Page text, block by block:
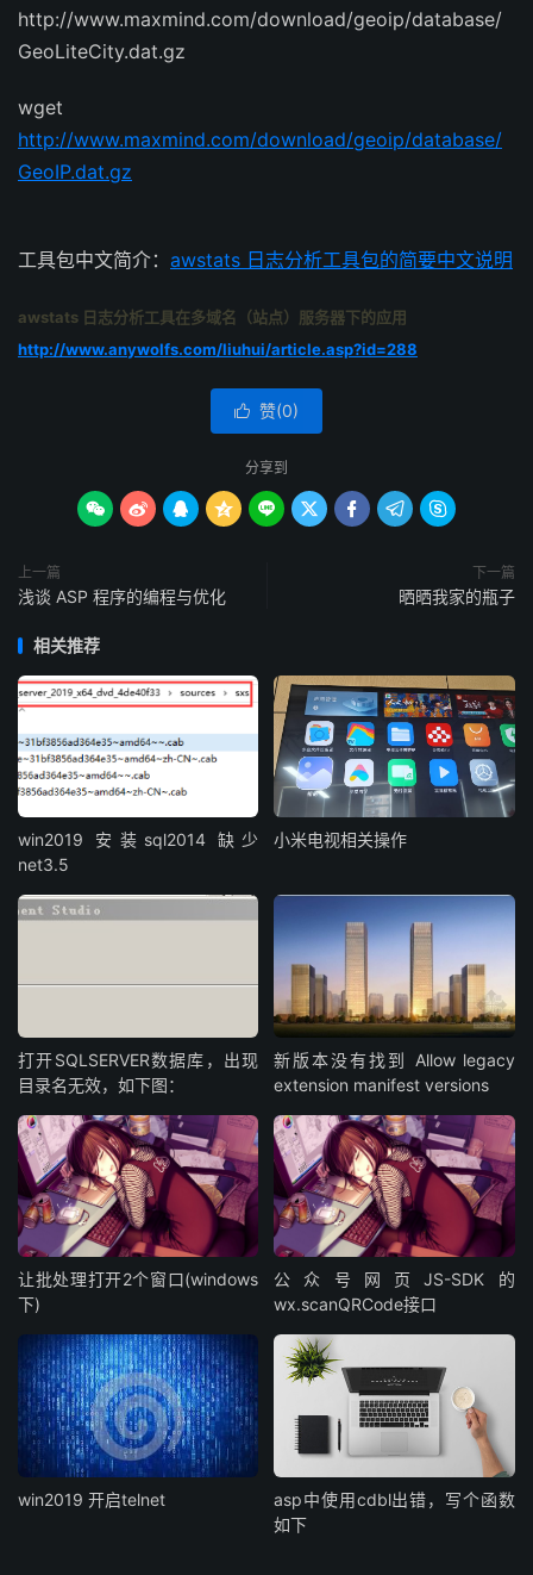
http://www.maxmind.com/download/geoip/database/
GeoLiteCity.dat.gz
wget
http://www.maxmind.com/download/geoip/database/
GeoIP.dat.gz
工具包中文简介： awstats 日志分析工具包的简要中文说明
awstats 日志分析工具在多域名（站点）服务器下的应用
http://www.anywolfs.com/liuhui/article.asp?id=288
 赞(0)
分享到
        
上一篇
浅谈 ASP 程序的编程与优化
下一篇
晒晒我家的瓶子
相关推荐
win2019 安装sql2014 缺少
net3.5
小米电视相关操作
打开SQLSERVER数据库，出现
目录名无效，如下图：
新版本没有找到 Allow legacy
extension manifest versions
让批处理打开2个窗口(windows
下)
公众号网页JS-SDK的
wx.scanQRCode接口
win2019 开启telnet
asp中使用cdbl出错，写个函数
如下